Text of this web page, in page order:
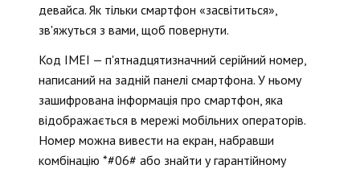
девайса. Як тільки смартфон «засвітиться»,
зв'яжуться з вами, щоб повернути.
Код IMEI — п'ятнадцятизначний серійний номер,
написаний на задній панелі смартфона. У ньому
зашифрована інформація про смартфон, яка
відображається в мережі мобільних операторів.
Номер можна вивести на екран, набравши
комбінацію *#06# або знайти у гарантійному